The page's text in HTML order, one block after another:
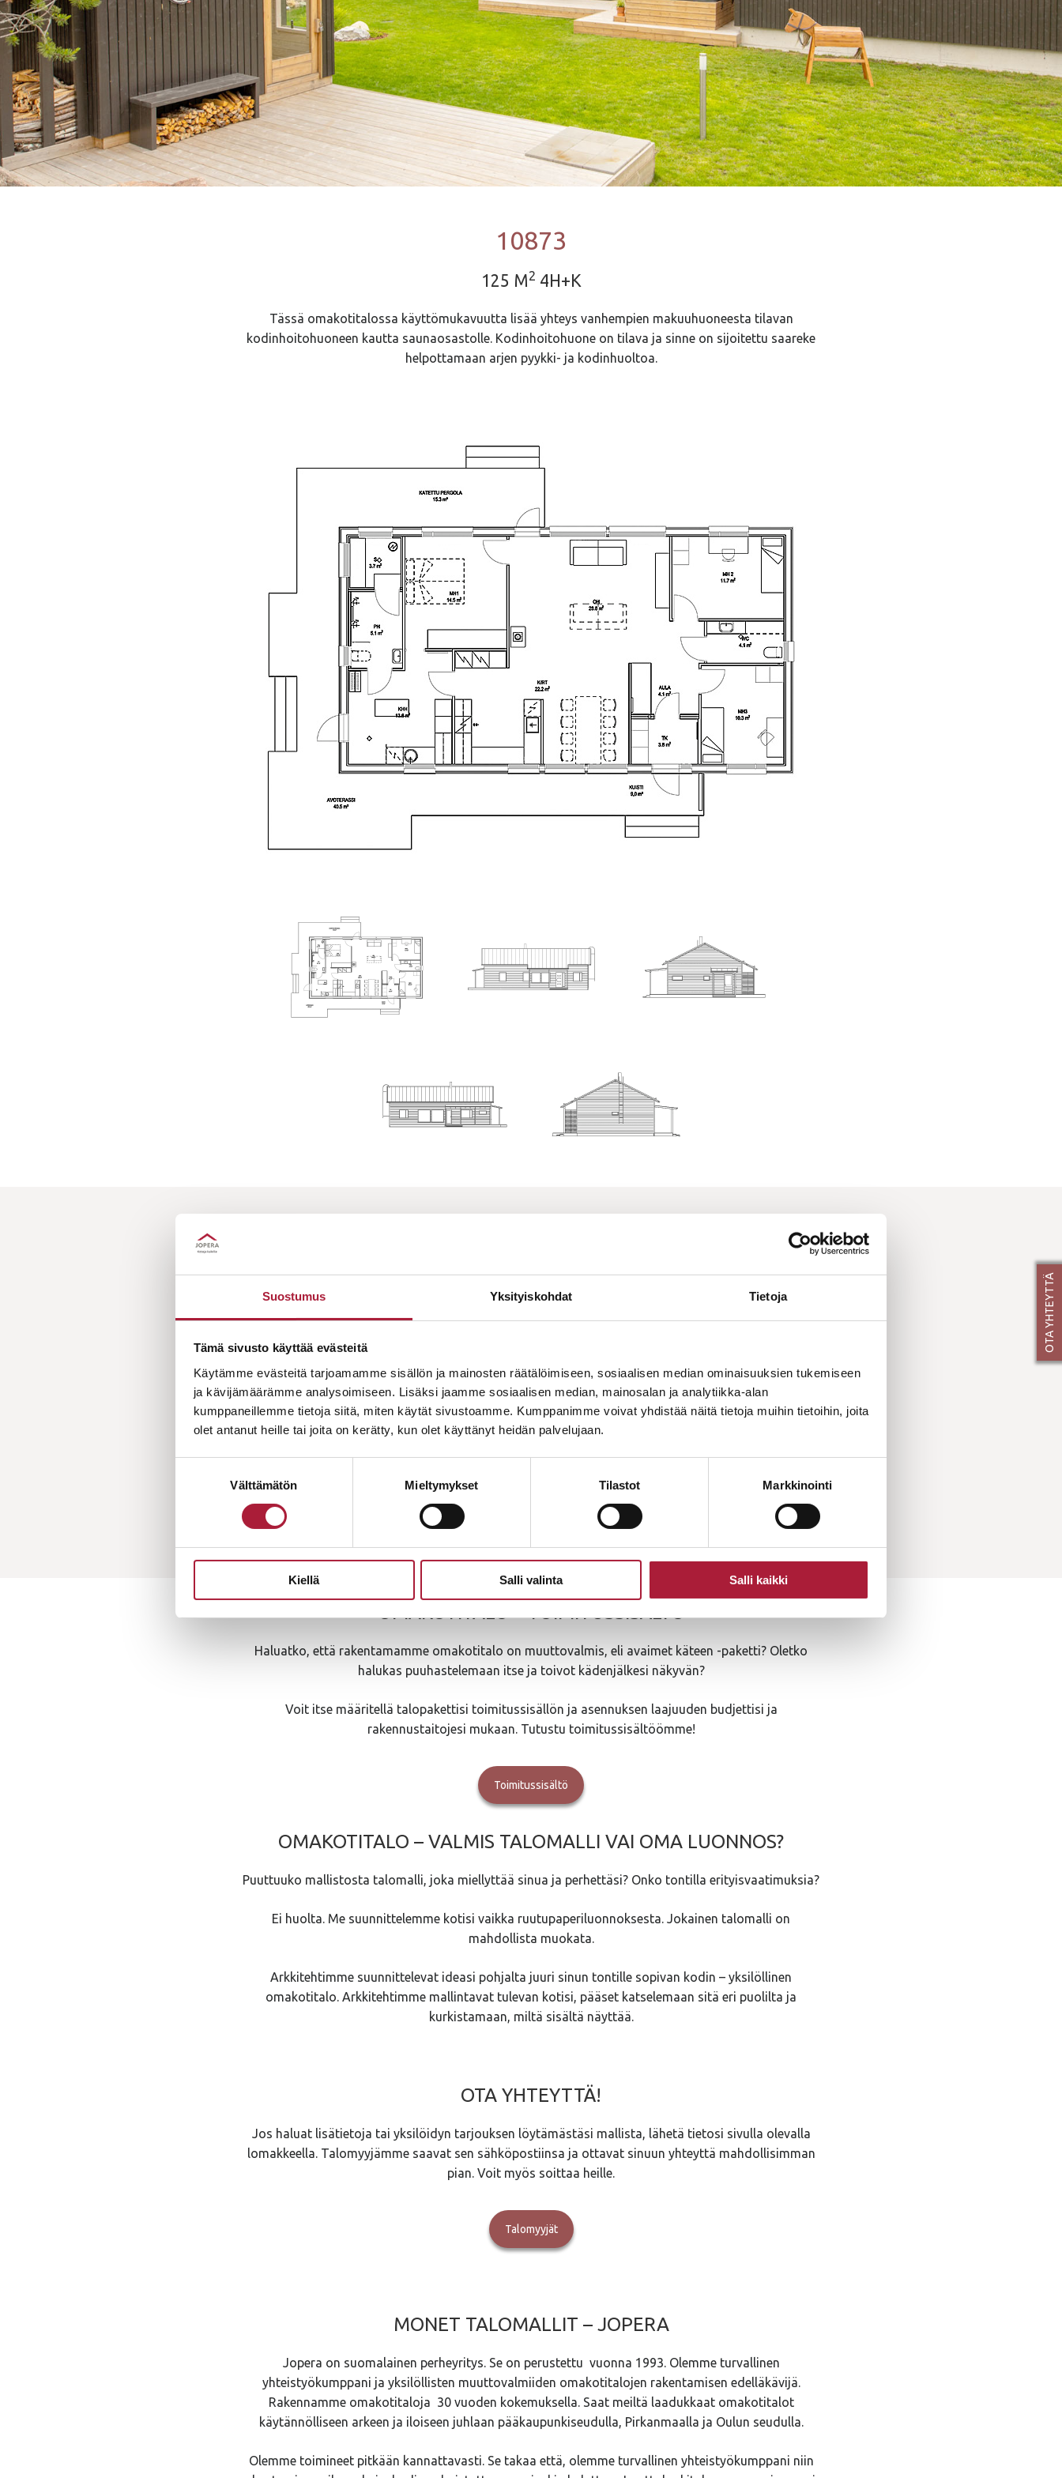
Suostumus Yksityiskohdat Tietoja
Tämä sivusto käyttää evästeitä
Käytämme evästeitä tarjoamamme sisällön ja mainosten räätälöimiseen, sosiaalisen median ominaisuuksien tukemiseen
ja kävijämäärämme analysoimiseen. Lisäksi jaamme sosiaalisen median, mainosalan ja analytiikka-alan
kumppaneillemme tietoja siitä, miten käytät sivustoamme. Kumppanimme voivat yhdistää näitä tietoja muihin tietoihin, joita
olet antanut heille tai joita on kerätty, kun olet käyttänyt heidän palvelujaan.
Välttämätön Mieltymykset Tilastot Markkinointi
Kiellä Salli valinta Salli kaikki
OTA YHTEYTTÄ
10873
125 M2 4H+K
Tässä omakotitalossa käyttömukavuutta lisää yhteys vanhempien makuuhuoneesta tilavan
kodinhoitohuoneen kautta saunaosastolle. Kodinhoitohuone on tilava ja sinne on sijoitettu saareke
helpottamaan arjen pyykki- ja kodinhuoltoa.
Hyväksyntietosuojaselosteen ehdot
OMAKOTITALO – TOIMITUSSISÄLTÖ
Haluatko, että rakentamamme omakotitalo on muuttovalmis, eli avaimet käteen -paketti? Oletko
halukas puuhastelemaan itse ja toivot kädenjälkesi näkyvän?
Voit itse määritellä talopakettisi toimitussisällön ja asennuksen laajuuden budjettisi ja
rakennustaitojesi mukaan. Tutustu toimitussisältöömme!
Toimitussisältö
OMAKOTITALO – VALMIS TALOMALLI VAI OMA LUONNOS?
Puuttuuko mallistosta talomalli, joka miellyttää sinua ja perhettäsi? Onko tontilla erityisvaatimuksia?
Ei huolta. Me suunnittelemme kotisi vaikka ruutupaperiluonnoksesta. Jokainen talomalli on
mahdollista muokata.
Arkkitehtimme suunnittelevat ideasi pohjalta juuri sinun tontille sopivan kodin – yksilöllinen
omakotitalo. Arkkitehtimme mallintavat tulevan kotisi, pääset katselemaan sitä eri puolilta ja
kurkistamaan, miltä sisältä näyttää.
OTA YHTEYTTÄ!
Jos haluat lisätietoja tai yksilöidyn tarjouksen löytämästäsi mallista, lähetä tietosi sivulla olevalla
lomakkeella. Talomyyjämme saavat sen sähköpostiinsa ja ottavat sinuun yhteyttä mahdollisimman
pian. Voit myös soittaa heille.
Talomyyjät
MONET TALOMALLIT – JOPERA
Jopera on suomalainen perheyritys. Se on perustettu vuonna 1993. Olemme turvallinen
yhteistyökumppani ja yksilöllisten muuttovalmiiden omakotitalojen rakentamisen edelläkävijä.
Rakennamme omakotitaloja 30 vuoden kokemuksella. Saat meiltä laadukkaat omakotitalot
käytännölliseen arkeen ja iloiseen juhlaan pääkaupunkiseudulla, Pirkanmaalla ja Oulun seudulla.
Olemme toimineet pitkään kannattavasti. Se takaa että, olemme turvallinen yhteistyökumppani niin